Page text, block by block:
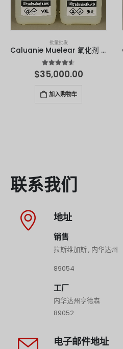
批量批发
Caluanie Muelear 氧化剂 - 50 升
4.50满分 5 分
$35,000.00
加入购物车
联系我们
地址
销售
拉斯维加斯 , 内华达州
89054
工厂
内华达州亨德森
89052
电子邮件地址